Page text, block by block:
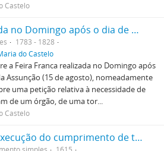
Castelo
Feira Franca realizada no Domingo após o dia de Nossa Senhora da Assunção (15 de agosto)
1783 - 1828
do Castelo
a Feira Franca realizada no Domingo após
Assunção (15 de agosto), nomeadamente
uma petição relativa à necessidade de
de um órgão, de uma tor...
Castelo
Autos de conta de execução do cumprimento de testamento de Margarida Fernandes, de que ficou como testamenteiro Pero Fernandes